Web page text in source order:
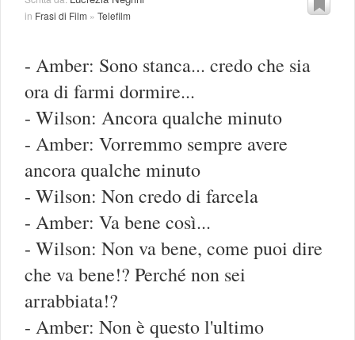
in Frasi di Film » Telefilm
- Amber: Sono stanca... credo che sia
ora di farmi dormire...
- Wilson: Ancora qualche minuto
- Amber: Vorremmo sempre avere
ancora qualche minuto
- Wilson: Non credo di farcela
- Amber: Va bene così...
- Wilson: Non va bene, come puoi dire
che va bene!? Perché non sei
arrabbiata!?
- Amber: Non è questo l'ultimo